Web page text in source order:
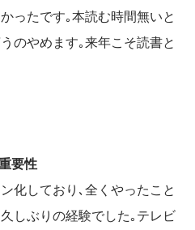
ったです｡本読む時間無いと
のやめます｡来年こそ読書と
要性
化しており､全くやったこと
しぶりの経験でした｡テレビ